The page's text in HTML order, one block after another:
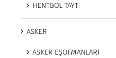
HENTBOL TAYT
ASKER
ASKER EŞOFMANLARI